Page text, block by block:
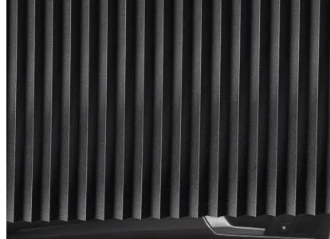
Navigație Mercedes Sprinter
Navigație Passat B5
Navigație Passat B5 5
Navigație Passat B6
Navigație Passat CC
Skoda
Navigație Skoda Fabia 1
Navigație Skoda Fabia 2
Navigație Skoda Octavia 1
Navigație Skoda Octavia 2
Navigație Skoda Octavia 3